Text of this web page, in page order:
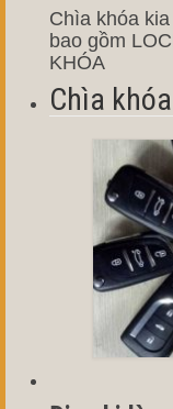
Chìa khóa
bao gồm
KHÓA
Chìa